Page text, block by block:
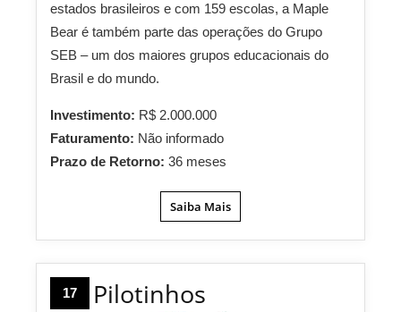
estados brasileiros e com 159 escolas, a Maple
Bear é também parte das operações do Grupo
SEB – um dos maiores grupos educacionais do
Brasil e do mundo.
Investimento: R$ 2.000.000
Faturamento: Não informado
Prazo de Retorno: 36 meses
Saiba Mais
17 Pilotinhos